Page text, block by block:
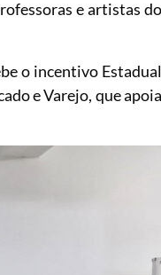
e artistas do
o incentivo Estadual
e Varejo, que apoia